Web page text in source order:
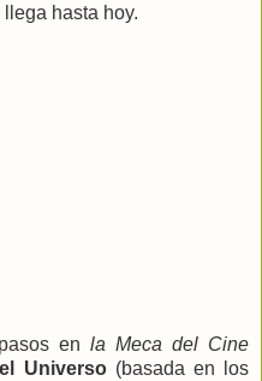
hasta hoy.
en la Meca del Cine
Universo(basada en los